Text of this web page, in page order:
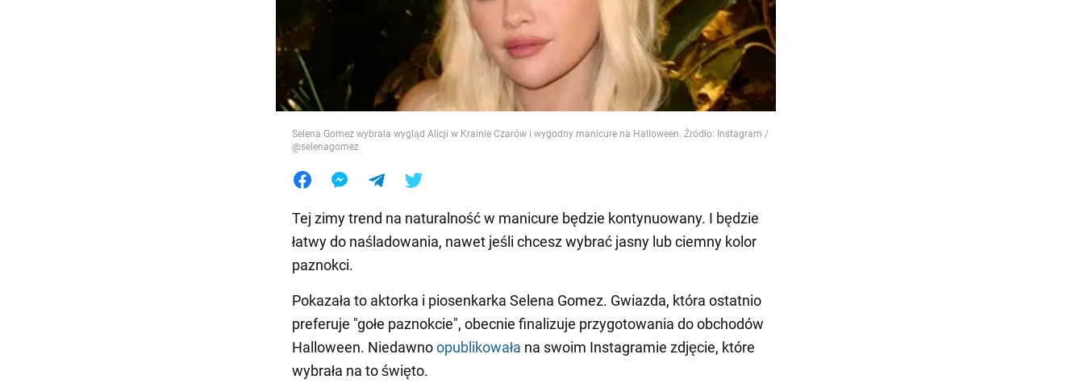
Selena Gomez wybrała wygląd Alicji w Krainie Czarów i wygodny manicure na Halloween. Źródło: Instagram /
@selenagomez
Tej zimy trend na naturalność w manicure będzie kontynuowany. I będzie
łatwy do naśladowania, nawet jeśli chcesz wybrać jasny lub ciemny kolor
paznokci.
Pokazała to aktorka i piosenkarka Selena Gomez. Gwiazda, która ostatnio
preferuje "gołe paznokcie", obecnie finalizuje przygotowania do obchodów
Halloween. Niedawnoopublikowała na swoim Instagramie zdjęcie, które
wybrała na to święto.